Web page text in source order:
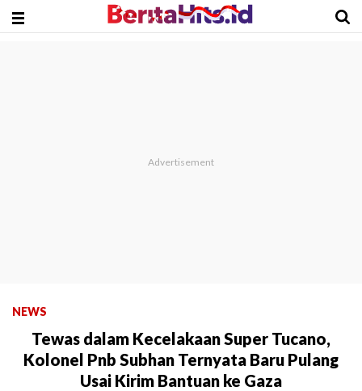
NEWS
Tewas dalam Kecelakaan Super Tucano,
Kolonel Pnb Subhan Ternyata Baru Pulang
Usai Kirim Bantuan ke Gaza